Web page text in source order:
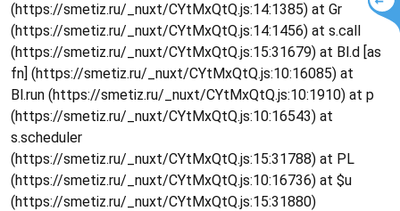
(https://smetiz.ru/_nuxt/CYtMxQtQ.js:14:1385) at Gr
(https://smetiz.ru/_nuxt/CYtMxQtQ.js:14:1456) at s.call
(https://smetiz.ru/_nuxt/CYtMxQtQ.js:15:31679) at Bl.d [as
fn] (https://smetiz.ru/_nuxt/CYtMxQtQ.js:10:16085) at
Bl.run (https://smetiz.ru/_nuxt/CYtMxQtQ.js:10:1910) at p
(https://smetiz.ru/_nuxt/CYtMxQtQ.js:10:16543) at
s.scheduler
(https://smetiz.ru/_nuxt/CYtMxQtQ.js:15:31788) at PL
(https://smetiz.ru/_nuxt/CYtMxQtQ.js:10:16736) at $u
(https://smetiz.ru/_nuxt/CYtMxQtQ.js:15:31880)